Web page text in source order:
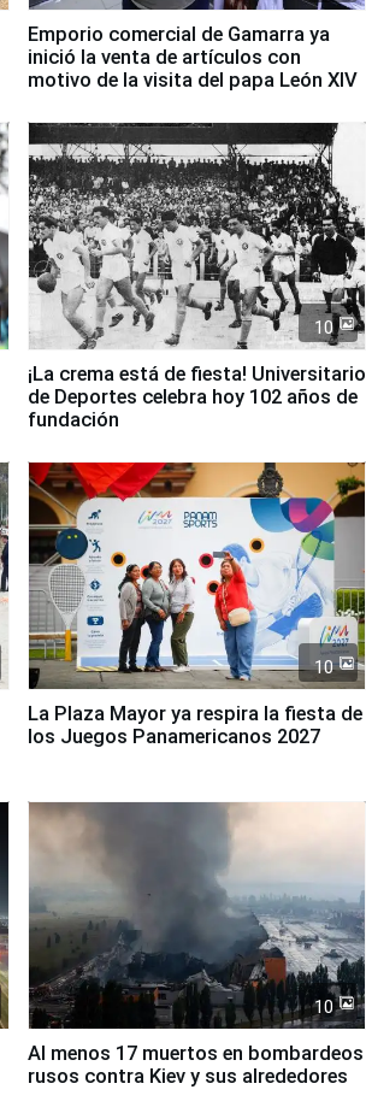
Emporio comercial de Gamarra ya
inició la venta de artículos con
motivo de la visita del papa León XIV
10
¡La crema está de fiesta! Universitario
de Deportes celebra hoy 102 años de
fundación
10
La Plaza Mayor ya respira la fiesta de
los Juegos Panamericanos 2027
10
Al menos 17 muertos en bombardeos
rusos contra Kiev y sus alrededores